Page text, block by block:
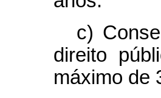
c)
direito
máximo de